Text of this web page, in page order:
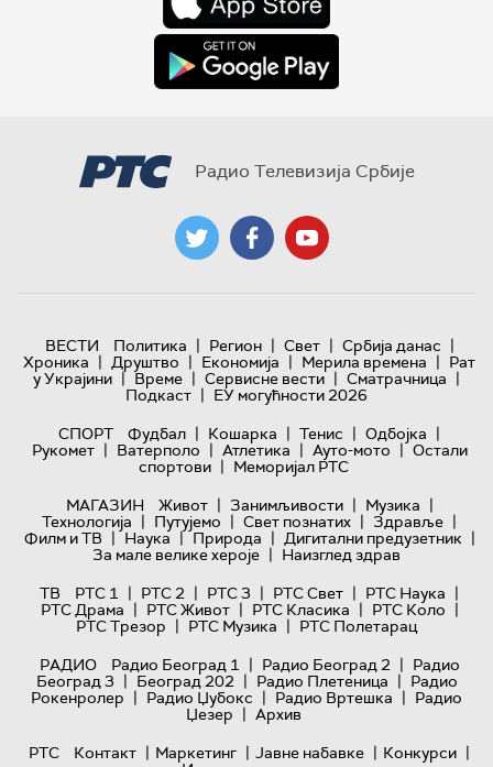
Радио Телевизија Србије
ВЕСТИ Политика | Регион | Свет | Србија данас |
Хроника | Друштво | Економија | Мерила времена | Рат
у Украјини | Време | Сервисне вести | Сматрачница |
Подкаст | ЕУ могућности 2026
СПОРТ
Фудбал | Кошарка | Тенис | Одбојка |
Рукомет | Ватерполо | Атлетика | Ауто-мото | Остали
спортови | Меморијал РТС
МАГАЗИН
Живот | Занимљивости | Музика |
Технологијa | Путујемо | Свет познатих | Здравље |
Филм и ТВ | Наука | Природа | Дигитални предузетник |
За мале велике хероје | Наизглед здрав
ТВ
РТС 1 | РТС 2 | РТС 3 | РТС Свет | РТС Наука |
РТС Драма | РТС Живот | РТС Класика | РТС Коло |
РТС Трезор | РТС Музика | РТС Полетарац
РАДИО
Радио Београд 1 | Радио Београд 2 | Радио
Београд 3 | Београд 202 | Радио Плетеница | Радио
Рокенролер | Радио Џубокс | Радио Вртешка | Радио
Џезер | Архив
РТС
Контакт | Маркетинг | Јавне набавке | Конкурси |